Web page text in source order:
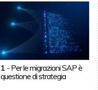
1 - Per le migrazioni SAP è
questione di strategia